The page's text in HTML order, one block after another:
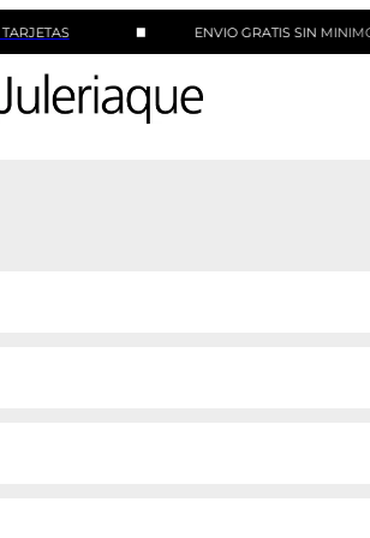
ENVIO GRATIS SIN MINIMO DE